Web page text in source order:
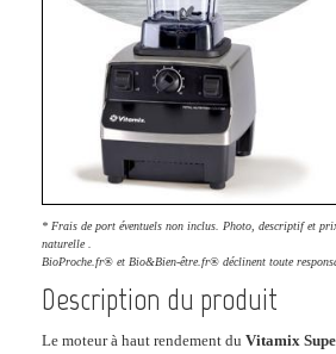
* Frais de port éventuels non inclus. Photo, descriptif et
naturelle .
BioProche.fr® et Bio&Bien-être.fr® déclinent toute
Description du produit
Le moteur à haut rendement du Vitamix